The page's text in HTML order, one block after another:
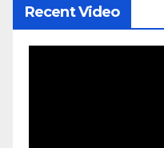
Recent Video